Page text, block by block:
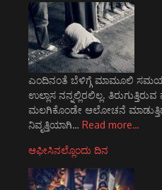
ಎಂದಿನಂತೆ ಬೆಳಿಗ್ಗೆ ಮಾಮೂಲಿ
ಉಲ್ಲಾಸ ನನ್ನಲ್ಲಿರಲಿಲ್ಲ. ತಿರುಗುತ್ತಿರುವ
ಮಲಗಿಕೊಂಡೇ ಆಲೋಚನೆ
ನಿವೃತ್ತಿಯಾಗಿ… Read more…
ಆಫೀಸಿನಲ್ಲೊಂದು ದಿನ